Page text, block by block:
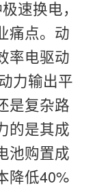
速换电，
痛点。动
率电驱动
力输出平
是复杂路
的是其成
池购置成
降低40%